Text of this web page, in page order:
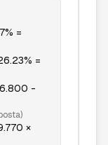
=
=
-
×